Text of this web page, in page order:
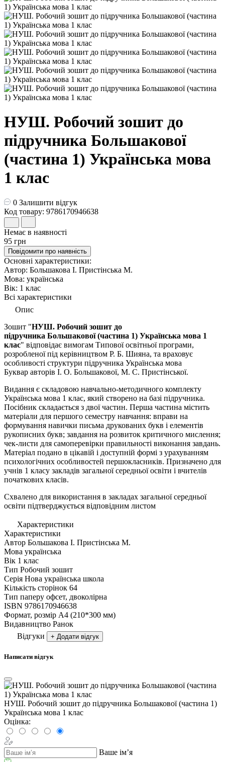
НУШ. Робочий зошит до
підручника Большакової
(частина 1) Українська мова
1 клас
0 Залишити відгук
Код товару: 9786170946638
Немає в наявності
95 грн
Повідомити про наявність
Основні характеристики:
Автор: Большакова І. Пристінська М.
Мова: українська
Вік: 1 клас
Всі характеристики
Опис
Зошит "НУШ. Робочий зошит до
підручника Большакової (частина 1) Українська мова 1
клас" відповідає вимогам Типової освітньої програми,
розробленої під керівництвом Р. Б. Шияна, та враховує
особливості структури підручника Українська мова
Буквар авторів І. О. Большакової, М. С. Пристінської.
Видання є складовою навчально-методичного комплекту
Українська мова 1 клас, який створено на базі підручника.
Посібник складається з двої частин. Перша частина містить
матеріали для першого семестру навчання: вправи на
формування навички письма друкованих букв і елементів
рукописних букв; завдання на розвиток критичного мислення;
чек-листи для самоперевірки правильності виконання завдань.
Матеріал подано в цікавій і доступній формі з урахуванням
психологічних особливостей першокласників. Призначено для
учнів 1 класу закладів загальної середньої освіти і вчителів
початкових класів.
Схвалено для використання в закладах загальної середньої
освіти підтверджується відповідним листом
Характеристики
Характеристики
Автор Большакова І. Пристінська М.
Мова українська
Вік 1 клас
Тип Робочий зошит
Серія Нова українська школа
Кількість сторінок 64
Тип паперу офсет, двоколірна
ISBN 9786170946638
Формат, розмір А4 (210*300 мм)
Видавництво Ранок
Відгуки
+ Додати відгук
Написати відгук
НУШ. Робочий зошит до підручника Большакової (частина 1)
Українська мова 1 клас
Оцінка:
Ваше ім’я